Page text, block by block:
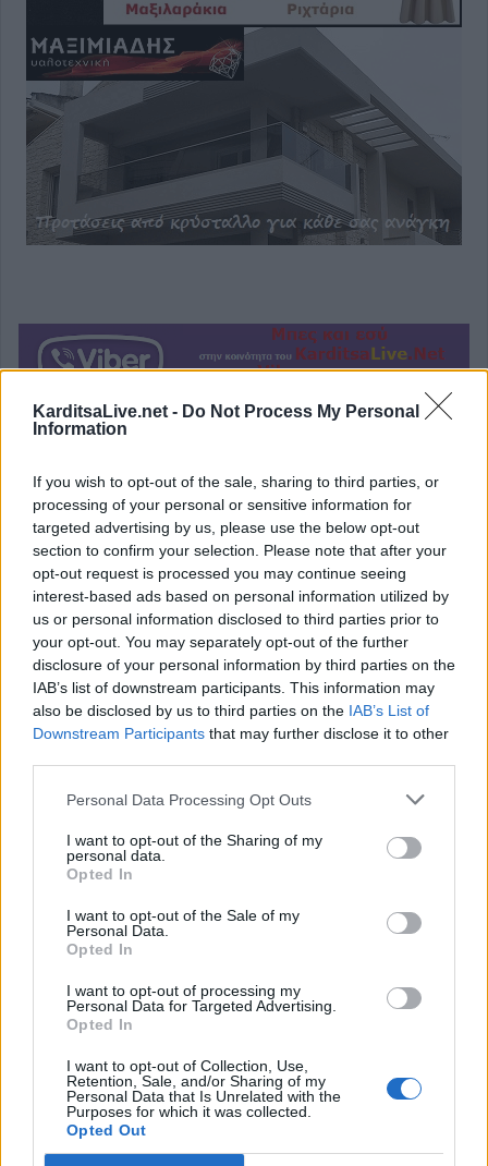
KarditsaLive.net - Do Not Process My Personal
Information
If you wish to opt-out of the sale, sharing to third parties, or
processing of your personal or sensitive information for
targeted advertising by us, please use the below opt-out
section to confirm your selection. Please note that after your
opt-out request is processed you may continue seeing
interest-based ads based on personal information utilized by
us or personal information disclosed to third parties prior to
your opt-out. You may separately opt-out of the further
disclosure of your personal information by third parties on the
IAB’s list of downstream participants. This information may
also be disclosed by us to third parties on the IAB’s List of
Downstream Participants that may further disclose it to other
Personal Data Processing Opt Outs
I want to opt-out of the Sharing of my
personal data.
Opted In
I want to opt-out of the Sale of my
Personal Data.
Opted In
I want to opt-out of processing my
Personal Data for Targeted Advertising.
Opted In
I want to opt-out of Collection, Use,
Retention, Sale, and/or Sharing of my
Personal Data that Is Unrelated with the
Purposes for which it was collected.
Opted Out
Κοινοποιήστε αυτό το άρθρο
επιστροφή στην κορυφή
ΕΠΑΓΓΕΛΜΑΤΙΕΣ ΥΓΕΙΑΣ
ΑΓΓΕΛΙΕΣ